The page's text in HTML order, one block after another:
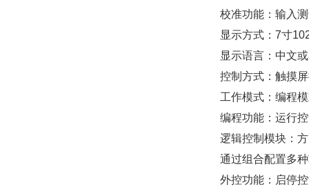
校准功能：输入
显示方式：7寸
显示语言：中文
控制方式：触摸
工作模式：编程
编程功能：运行
逻辑控制模块：
通过组合配置多
外控功能：启停